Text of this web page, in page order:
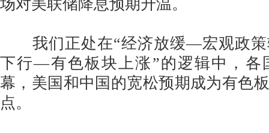
场对美联储降息预期升温。
我们正处在“经济放缓—宏观政策
下行—有色板块上涨”的逻辑中，各
幕，美国和中国的宽松预期成为有色
点。